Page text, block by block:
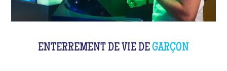
ENTERREMENT DE VIE DEGARÇON